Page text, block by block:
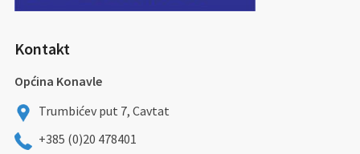
Kontakt
Općina Konavle
Trumbićev put 7, Cavtat
+385 (0)20 478401